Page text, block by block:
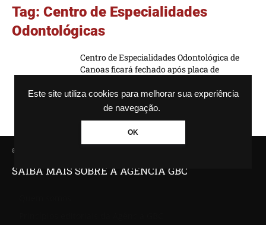
Este site utiliza cookies para melhorar sua experiência
de navegação.
OK
Tag: Centro de Especialidades
Odontológicas
Centro de Especialidades Odontológica de
Canoas ficará fechado após placa de
Agência GBC - 16/08/2023 - 19h12
© Agência GBC. Aqui tem notícia. Todos os direitos reservados.
SAIBA MAIS SOBRE A AGÊNCIA GBC